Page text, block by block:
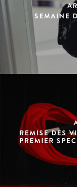
SEMAINE
REMISE DES
PREMIER